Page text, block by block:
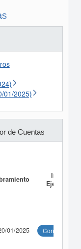
01/2025)
de Cuentas
Informe
Ejecutivo
01/2025 Consultar